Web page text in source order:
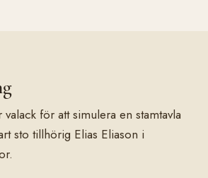
för att simulera en stamtavla
sto tillhörig Elias Eliason i